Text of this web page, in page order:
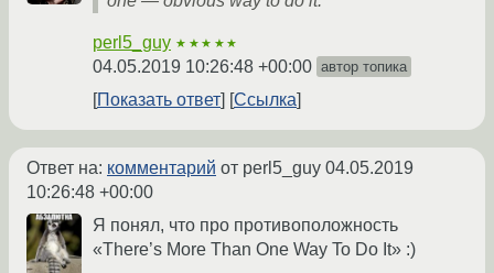
perl5_guy ★★★★★
04.05.2019 10:26:48 +00:00 автор топика
Показать ответ Ссылка
Ответ на: комментарий от perl5_guy 04.05.2019
10:26:48 +00:00
Я понял, что про противоположность
«There’s More Than One Way To Do It» :)